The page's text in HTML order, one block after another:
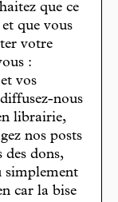
que ce
que vous
votre
:
vos
nous
librairie,
nos posts
des dons,
simplement
car la bise